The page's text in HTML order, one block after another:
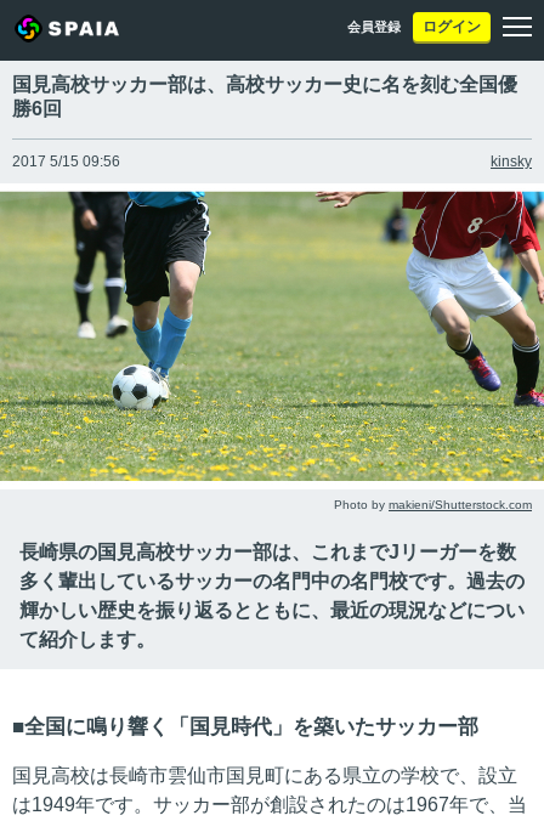
会員登録 ログイン
国見高校サッカー部は、高校サッカー史に名を刻む全国優
勝6回
2017 5/15 09:56 kinsky
Photo by makieni/Shutterstock.com
長崎県の国見高校サッカー部は、これまでJリーガーを数
多く輩出しているサッカーの名門中の名門校です。過去の
輝かしい歴史を振り返るとともに、最近の現況などについ
て紹介します。
全国に鳴り響く「国見時代」を築いたサッカー部
国見高校は長崎市雲仙市国見町にある県立の学校で、設立
は1949年です。サッカー部が創設されたのは1967年で、当